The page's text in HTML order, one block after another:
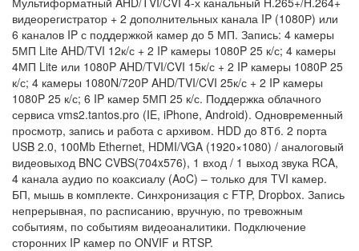
видеорегистратор + 2 дополнительных канала IP (1080Р) или
6 каналов IP с поддержкой камер до 5 МП. Запись: 4 камеры
5МП Lite AHD/TVI 12к/с + 2 IP камеры 1080P 25 к/с; 4 камеры
4МП Lite или 1080P AHD/TVI/CVI 15к/с + 2 IP камеры 1080P 25
к/с; 4 камеры 1080N/720P AHD/TVI/CVI 25к/с + 2 IP камеры
1080P 25 к/с; 6 IP камер 5МП 25 к/с. Поддержка облачного
сервиса vms2.tantos.pro (IE, iPhone, Android). Одновременный
просмотр, запись и работа с архивом. HDD до 8Тб. 2 порта
USB 2.0, 100Mb Ethernet, HDMI/VGA (1920×1080) / аналоговый
видеовыход BNC CVBS(704x576), 1 вход / 1 выход звука RCA,
4 канала аудио по коаксиалу (AoC) – только для TVI камер.
БП, мышь в комплекте. Синхронизация с FTP, Dropbox. Запись
непрерывная, по расписанию, вручную, по тревожным
событиям, по событиям видеоаналитики. Подключение
сторонних IP камер по ONVIF и RTSP.